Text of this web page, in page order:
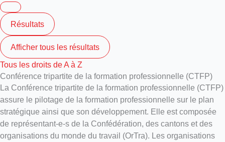
Résultats
Afficher tous les résultats
Tous les droits de A à Z
Conférence tripartite de la formation professionnelle (CTFP)
La Conférence tripartite de la formation professionnelle (CTFP)
assure le pilotage de la formation professionnelle sur le plan
stratégique ainsi que son développement. Elle est composée
de représentant-e-s de la Confédération, des cantons et des
organisations du monde du travail (OrTra). Les organisations